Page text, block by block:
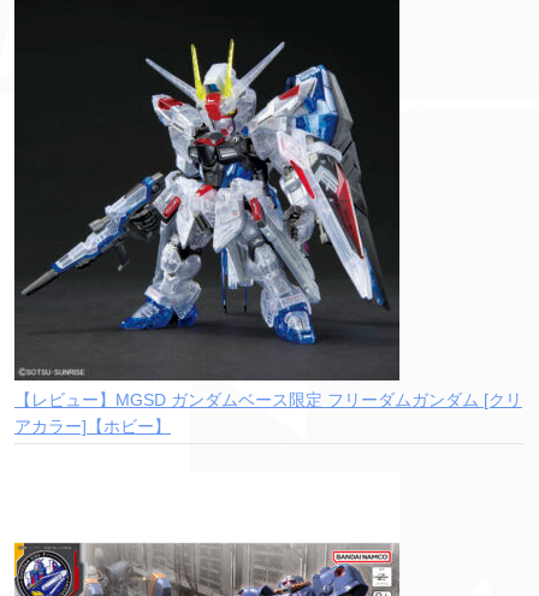
【レビュー】MGSD ガンダムベース限定 フリーダムガンダム [クリ
アカラー]【ホビー】